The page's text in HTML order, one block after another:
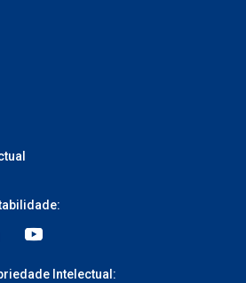
Intelectual: